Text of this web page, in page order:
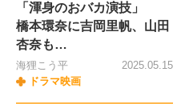
「渾身のおバカ演技」
橋本環奈に吉岡里帆、山田
杏奈も…
海狸こう平
ドラマ映画
2025.05.15